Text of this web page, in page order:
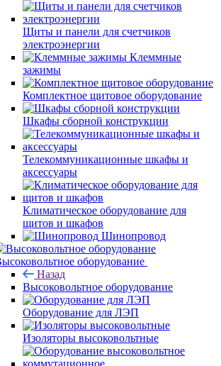
Щиты и панели для счетчиков
электроэнергии
Клеммные
зажимы
Комплектное щитовое оборудование
Шкафы сборной конструкции
Телекоммуникационные шкафы и
аксессуары
Климатическое оборудование для
щитов и шкафов
Шинопровод
оборудование
Назад
Высоковольтное оборудование
Оборудование для ЛЭП
Изоляторы высоковольтные